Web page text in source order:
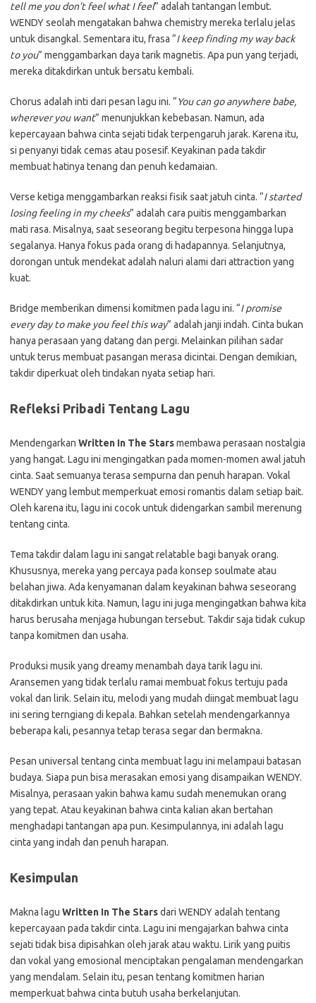
tell me you don’t feel what I feel” adalah tantangan lembut.
WENDY seolah mengatakan bahwa chemistry mereka terlalu jelas
untuk disangkal. Sementara itu, frasa “I keep finding my way back
to you” menggambarkan daya tarik magnetis. Apa pun yang terjadi,
mereka ditakdirkan untuk bersatu kembali.
Chorus adalah inti dari pesan lagu ini. “You can go anywhere babe,
wherever you want” menunjukkan kebebasan. Namun, ada
kepercayaan bahwa cinta sejati tidak terpengaruh jarak. Karena itu,
si penyanyi tidak cemas atau posesif. Keyakinan pada takdir
membuat hatinya tenang dan penuh kedamaian.
Verse ketiga menggambarkan reaksi fisik saat jatuh cinta. “I started
losing feeling in my cheeks” adalah cara puitis menggambarkan
mati rasa. Misalnya, saat seseorang begitu terpesona hingga lupa
segalanya. Hanya fokus pada orang di hadapannya. Selanjutnya,
dorongan untuk mendekat adalah naluri alami dari attraction yang
kuat.
Bridge memberikan dimensi komitmen pada lagu ini. “I promise
every day to make you feel this way” adalah janji indah. Cinta bukan
hanya perasaan yang datang dan pergi. Melainkan pilihan sadar
untuk terus membuat pasangan merasa dicintai. Dengan demikian,
takdir diperkuat oleh tindakan nyata setiap hari.
Refleksi Pribadi Tentang Lagu
Mendengarkan Written In The Starsmembawa perasaan nostalgia
yang hangat. Lagu ini mengingatkan pada momen-momen awal jatuh
cinta. Saat semuanya terasa sempurna dan penuh harapan. Vokal
WENDY yang lembut memperkuat emosi romantis dalam setiap bait.
Oleh karena itu, lagu ini cocok untuk didengarkan sambil merenung
tentang cinta.
Tema takdir dalam lagu ini sangat relatable bagi banyak orang.
Khususnya, mereka yang percaya pada konsep soulmate atau
belahan jiwa. Ada kenyamanan dalam keyakinan bahwa seseorang
ditakdirkan untuk kita. Namun, lagu ini juga mengingatkan bahwa kita
harus berusaha menjaga hubungan tersebut. Takdir saja tidak cukup
tanpa komitmen dan usaha.
Produksi musik yang dreamy menambah daya tarik lagu ini.
Aransemen yang tidak terlalu ramai membuat fokus tertuju pada
vokal dan lirik. Selain itu, melodi yang mudah diingat membuat lagu
ini sering terngiang di kepala. Bahkan setelah mendengarkannya
beberapa kali, pesannya tetap terasa segar dan bermakna.
Pesan universal tentang cinta membuat lagu ini melampaui batasan
budaya. Siapa pun bisa merasakan emosi yang disampaikan WENDY.
Misalnya, perasaan yakin bahwa kamu sudah menemukan orang
yang tepat. Atau keyakinan bahwa cinta kalian akan bertahan
menghadapi tantangan apa pun. Kesimpulannya, ini adalah lagu
cinta yang indah dan penuh harapan.
Kesimpulan
Makna lagu Written In The Starsdari WENDY adalah tentang
kepercayaan pada takdir cinta. Lagu ini mengajarkan bahwa cinta
sejati tidak bisa dipisahkan oleh jarak atau waktu. Lirik yang puitis
dan vokal yang emosional menciptakan pengalaman mendengarkan
yang mendalam. Selain itu, pesan tentang komitmen harian
memperkuat bahwa cinta butuh usaha berkelanjutan.